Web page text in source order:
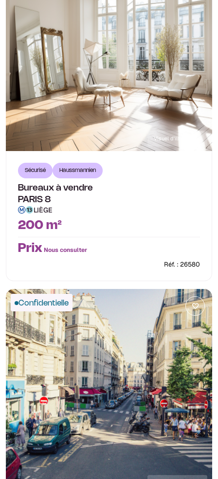
Visuel d'illustration
Sécurisé Haussmannien
Bureaux à vendre
PARIS 8
LIÈGE
200 m²
Prix Nous consulter
Réf. : 26580
Confidentielle